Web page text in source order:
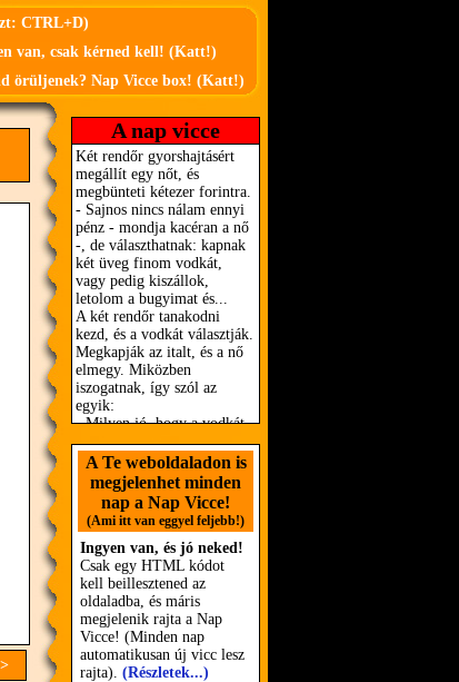
CTRL+D)
van, csak kérned kell! (Katt!)
örüljenek? Nap Vicce box! (Katt!)
A nap vicce
A Te weboldaladon is
megjelenhet minden
nap a Nap Vicce!
(Ami itt van eggyel feljebb!)
Ingyen van, és jó neked!
Csak egy HTML kódot
kell beillesztened az
oldaladba, és máris
megjelenik rajta a Nap
Vicce! (Minden nap
automatikusan új vicc lesz
rajta). (Részletek...)